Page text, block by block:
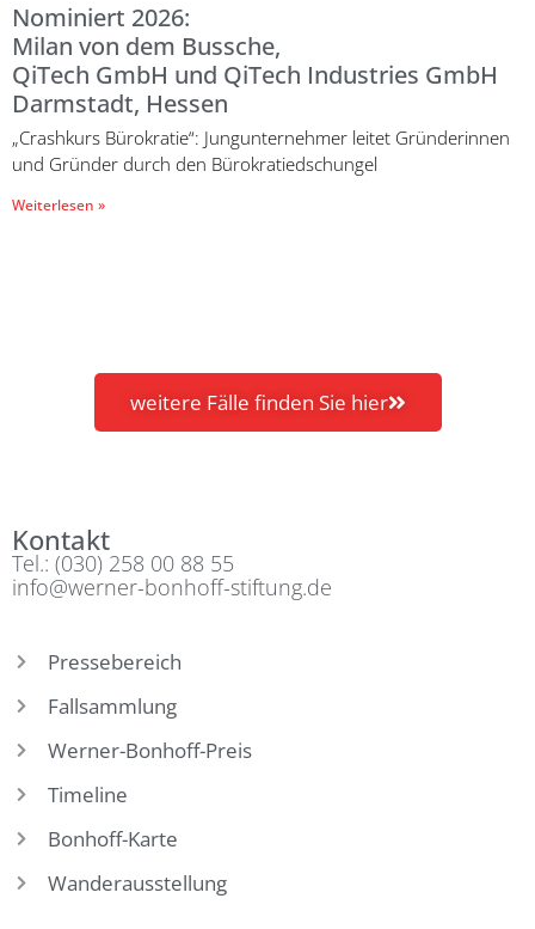
Nominiert 2026:
Milan von dem Bussche,
QiTech GmbH und QiTech Industries GmbH
Darmstadt, Hessen
„Crashkurs Bürokratie“: Jungunternehmer leitet Gründerinnen
und Gründer durch den Bürokratiedschungel
Weiterlesen »
weitere Fälle finden Sie hier
Kontakt
Tel.: (030) 258 00 88 55
info@werner-bonhoff-stiftung.de
Pressebereich
Fallsammlung
Werner-Bonhoff-Preis
Timeline
Bonhoff-Karte
Wanderausstellung